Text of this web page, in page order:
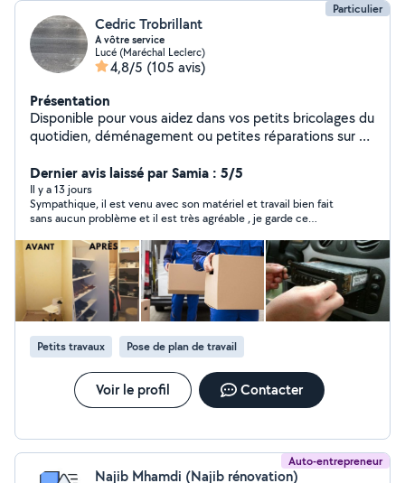
Particulier
Cedric Trobrillant
A vôtre service
Lucé (Maréchal Leclerc)
4,8/5 (105 avis)
Présentation
Disponible pour vous aidez dans vos petits bricolages du
quotidien, déménagement ou petites réparations sur un
pointilleuse.
Dernier avis laissé par Samia : 5/5
Il y a 13 jours
Sympathique, il est venu avec son matériel et travail bien fait
sans aucun problème et il est très agréable , je garde ce
Petits travaux Pose de plan de travail
Voir le profil Contacter
Auto-entrepreneur
Najib Mhamdi (Najib rénovation)